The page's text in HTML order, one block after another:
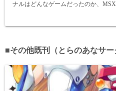
ナルはどんなゲームだったのか、
ったのか、『迷宮組曲』の連射測定
■その他既刊（とらのあなサー